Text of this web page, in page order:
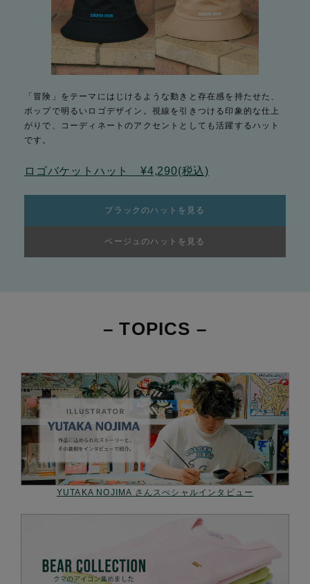
「冒険」をテーマにはじけるような動きと存在感を持たせた、
ポップで明るいロゴデザイン。視線を引きつける印象的な仕上
がりで、コーディネートのアクセントとしても活躍するハット
です。
ロゴバケットハット ¥4,290(税込)
ブラックのハットを見る
ベージュのハットを見る
– TOPICS –
YUTAKA NOJIMA さんスぺシャルインタビュー